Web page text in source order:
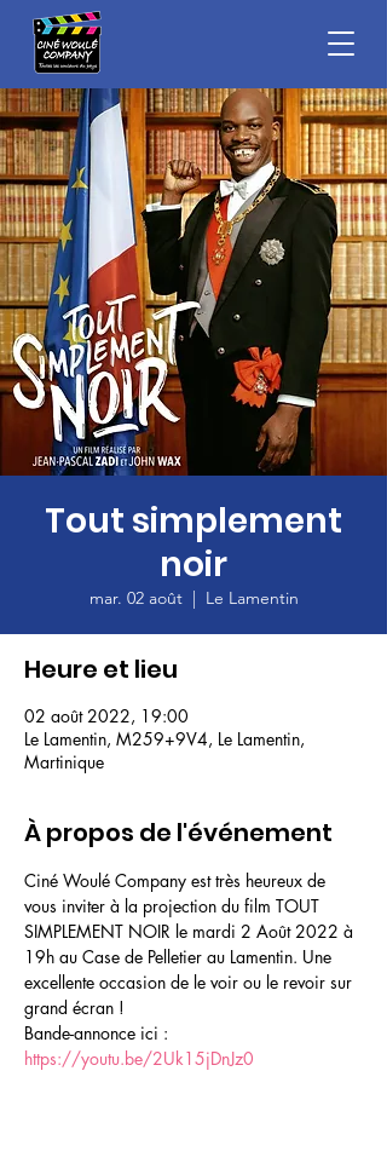
Tout simplement
noir
mar. 02 août
  |
Le Lamentin
Heure et lieu
02 août 2022, 19:00
Le Lamentin, M259+9V4, Le Lamentin,
Martinique
À propos de l'événement
Ciné Woulé Company est très heureux de
vous inviter à la projection du film TOUT
SIMPLEMENT NOIR le mardi 2 Août 2022 à
19h au Case de Pelletier au Lamentin. Une
excellente occasion de le voir ou le revoir sur
grand écran !
Bande-annonce ici :
https://youtu.be/2Uk15jDnJz0